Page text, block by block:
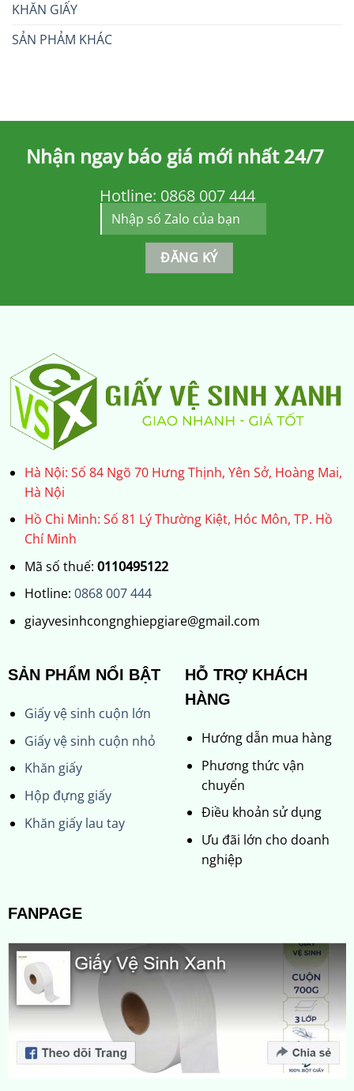
KHĂN GIẤY
SẢN PHẢM KHÁC
Nhận ngay báo giá mới nhất 24/7
Hotline: 0868 007 444
Hà Nội: Số 84 Ngõ 70 Hưng Thịnh, Yên Sở, Hoàng Mai,
Hà Nội
Hồ Chi Minh: Số 81 Lý Thường Kiệt, Hóc Môn, TP. Hồ
Chí Minh
Mã số thuế: 0110495122
Hotline: 0868 007 444
giayvesinhcongnghiepgiare@gmail.com
SẢN PHẨM NỔI BẬT
Giấy vệ sinh cuộn lớn
Giấy vệ sinh cuộn nhỏ
Khăn giấy
Hộp đựng giấy
Khăn giấy lau tay
HỖ TRỢ KHÁCH
HÀNG
Hướng dẫn mua hàng
Phương thức vận
chuyển
Điều khoản sử dụng
Ưu đãi lớn cho doanh
nghiệp
FANPAGE